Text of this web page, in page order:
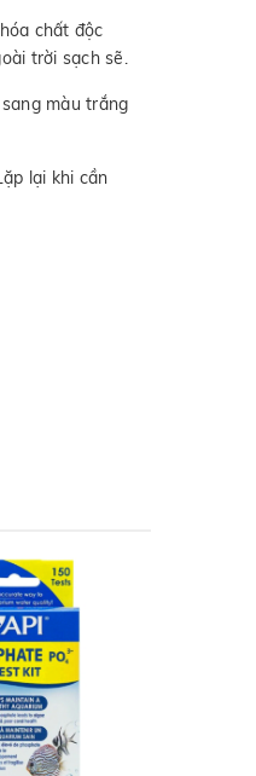
chất độc
trời sạch sẽ.
màu trắng
lại khi cần